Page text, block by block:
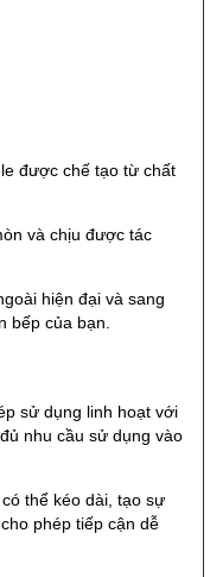
được chế tạo từ chất
và chịu được tác
hiện đại và sang
bếp của bạn.
sử dụng linh hoạt với
nhu cầu sử dụng vào
thể kéo dài, tạo sự
phép tiếp cận dễ